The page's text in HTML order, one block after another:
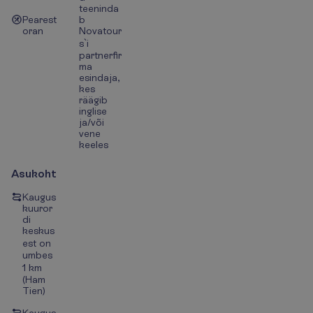
Pearest
oran
teeninda
b
Novatour
s`i
partnerfir
ma
esindaja,
kes
räägib
inglise
ja/või
vene
keeles
Asukoht
Kaugus
kuuror
di
keskus
est on
umbes
1 km
(Ham
Tien)